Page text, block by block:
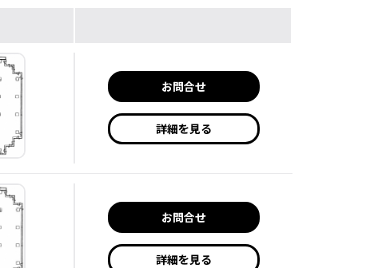
お問合せ
詳細を見る
お問合せ
詳細を見る